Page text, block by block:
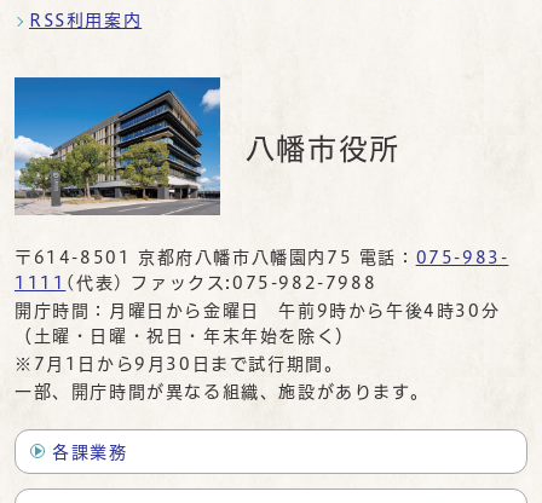
RSS利用案内
八幡市役所
〒614-8501 京都府八幡市八幡園内75 電話： 075-983-
1111 (代表) ファックス:075-982-7988
開庁時間：月曜日から金曜日 午前9時から午後4時30分
（土曜・日曜・祝日・年末年始を除く）
※7月1日から9月30日まで試行期間。
一部、開庁時間が異なる組織、施設があります。
各課業務